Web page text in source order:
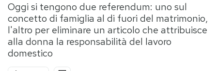
Scienza
Economia
Sport
Media
Europa
Altrecose
Oggi si tengono due referendum: uno sul
concetto di famiglia al di fuori del matrimonio,
l'altro per eliminare un articolo che attribuisce
alla donna la responsabilità del lavoro
domestico